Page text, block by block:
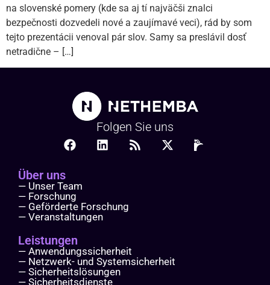
na slovenské pomery (kde sa aj tí najväčši znalci
bezpečnosti dozvedeli nové a zaujímavé veci), rád by som
tejto prezentácii venoval pár slov. Samy sa preslávil dosť
netradične – […]
Folgen Sie uns
Über uns
— Unser Team
— Forschung
— Geförderte Forschung
— Veranstaltungen
Leistungen
— Anwendungssicherheit
— Netzwerk- und Systemsicherheit
— Sicherheitslösungen
— Sicherheitsdienste